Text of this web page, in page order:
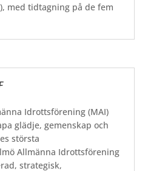
med tidtagning på de fem
Idrottsförening (MAI)
glädje, gemenskap och
största
Allmänna Idrottsförening
strategisk,